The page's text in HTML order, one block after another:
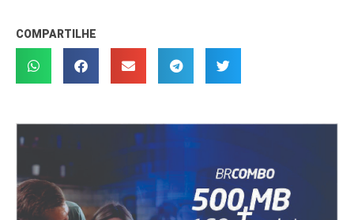
COMPARTILHE